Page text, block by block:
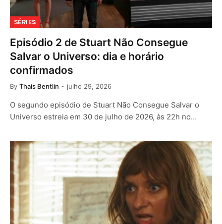
SÉRIES
Episódio 2 de Stuart Não Consegue
Salvar o Universo: dia e horário
confirmados
By Thais Bentlin julho 29, 2026
O segundo episódio de Stuart Não Consegue Salvar o
Universo estreia em 30 de julho de 2026, às 22h no…